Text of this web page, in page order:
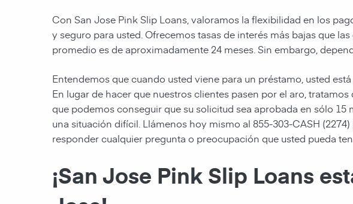
Con San Jose Pink Slip Loans, valoramos la flexibilidad en los
y seguro para usted. Ofrecemos tasas de interés más bajas que
promedio es de aproximadamente 24 meses. Sin embargo,
Entendemos que cuando usted viene para un préstamo, usted
En lugar de hacer que nuestros clientes pasen por el aro,
que podemos conseguir que su solicitud sea aprobada en sólo
una situación difícil. Llámenos hoy mismo al 855-303-CASH
responder cualquier pregunta o preocupación que usted pueda
¡San Jose Pink Slip Loans